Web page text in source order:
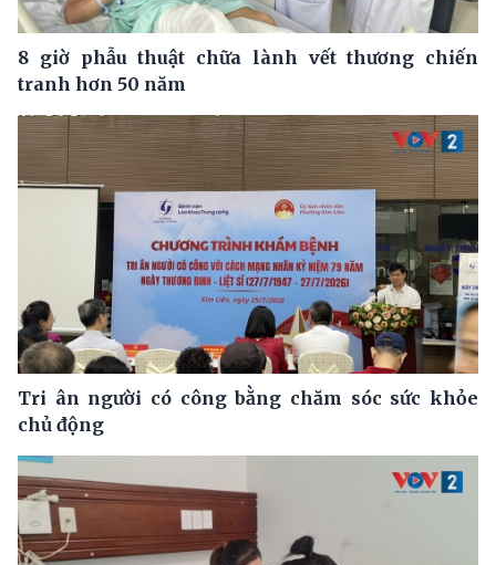
8 giờ phẫu thuật chữa lành vết thương chiến
tranh hơn 50 năm
Tri ân người có công bằng chăm sóc sức khỏe
chủ động